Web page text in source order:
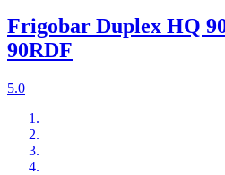
Frigobar Duplex HQ
90RDF
5.0